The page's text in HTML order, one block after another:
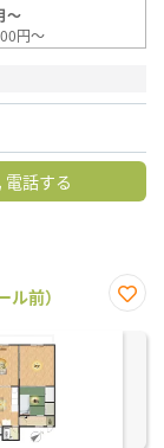
～
円～
電話する
前）
に入